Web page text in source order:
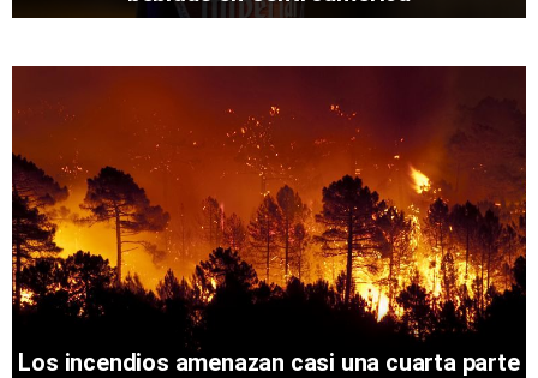
Los incendios amenazan casi una cuarta parte